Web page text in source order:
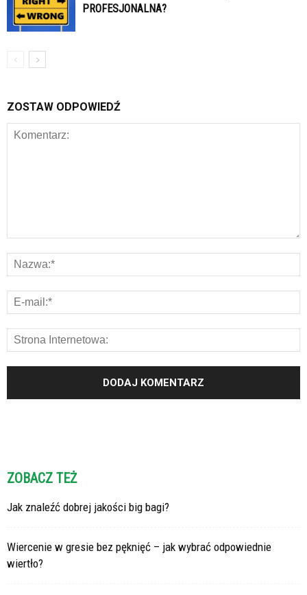
PROFESJONALNA?
ZOSTAW ODPOWIEDŹ
ZOBACZ TEŻ
Jak znaleźć dobrej jakości big bagi?
Wiercenie w gresie bez pęknięć – jak wybrać odpowiednie
wiertło?